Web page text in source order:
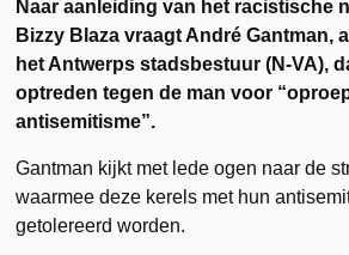
Naar aanleiding van het racistische
Bizzy Blaza vraagtAndré Gantman,
het Antwerps stadsbestuur (N-VA),
optreden tegen de man voor
antisemitisme”.
Gantman kijkt met lede ogen naar de
waarmee deze kerels met hun
getolereerd worden.